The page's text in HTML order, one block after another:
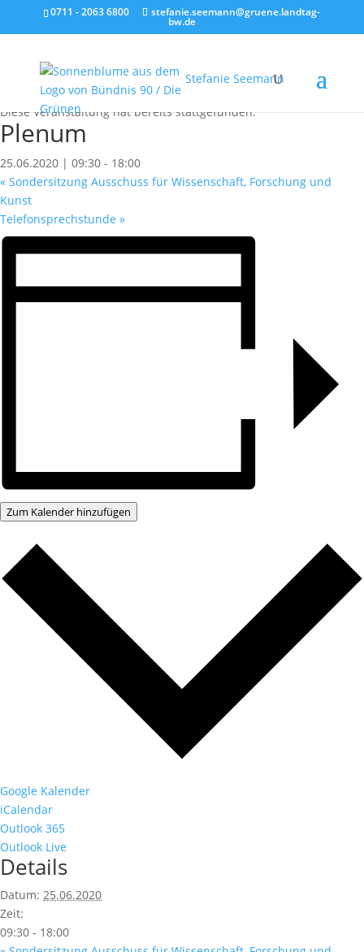
0711 - 2063 6800 stefanie.seemann@gruene.landtag-
bw.de
Stefanie Seemann
« Alle Veranstaltungen
Diese Veranstaltung hat bereits stattgefunden.
Plenum
25.06.2020 | 09:30 - 18:00
« Sondersitzung Ausschuss für Wissenschaft, Forschung und
Kunst
Telefonsprechstunde »
Zum Kalender hinzufügen
Google Kalender
iCalendar
Outlook 365
Outlook Live
Details
Datum: 25.06.2020
Zeit:
09:30 - 18:00